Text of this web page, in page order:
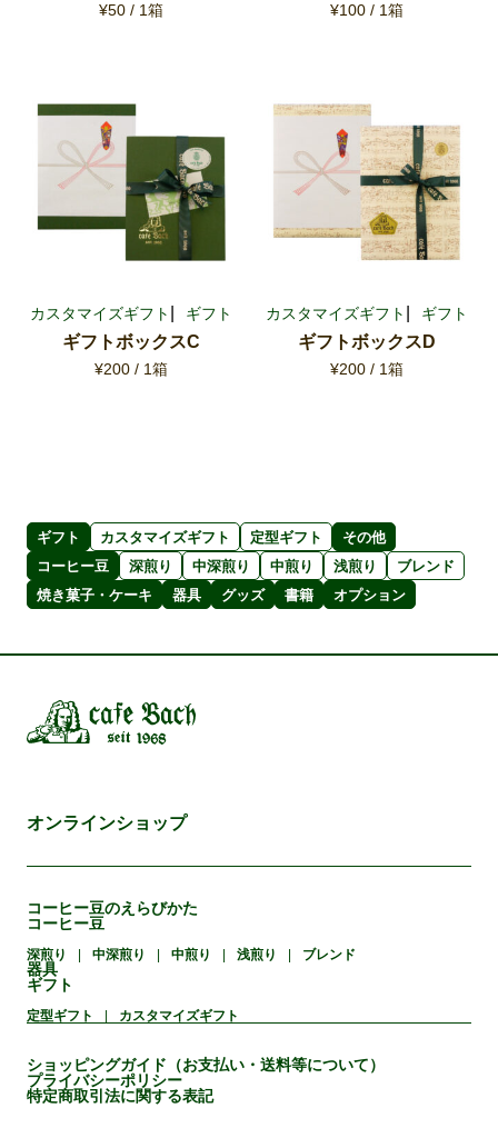
¥50 / 1箱 ¥100 / 1箱
カスタマイズギフト ギフト
ギフトボックスC
¥200 / 1箱
カスタマイズギフト ギフト
ギフトボックスD
¥200 / 1箱
ギフト カスタマイズギフト 定型ギフト
その他
コーヒー豆
深煎り 中深煎り 中煎り 浅煎り
ブレンド
焼き菓子・ケーキ
器具 グッズ 書籍 オプション
オンラインショップ
コーヒー豆のえらびかた
コーヒー豆
深煎り 中深煎り 中煎り 浅煎り ブレンド
器具
ギフト
定型ギフト カスタマイズギフト
ショッピングガイド（お支払い・送料等について）
プライバシーポリシー
特定商取引法に関する表記